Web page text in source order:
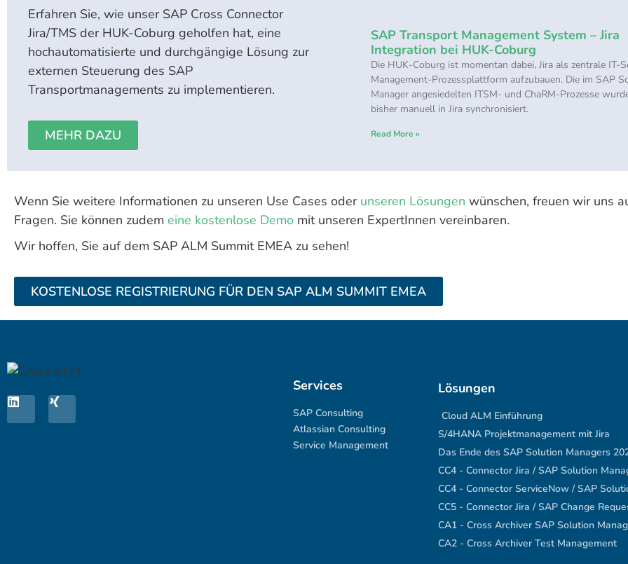
Erfahren Sie, wie unser SAP Cross Connector
Jira/TMS der HUK-Coburg geholfen hat, eine
hochautomatisierte und durchgängige Lösung zur
externen Steuerung des SAP
Transportmanagements zu implementieren.
MEHR DAZU
SAP Transport Management System – Jira
Integration bei HUK-Coburg
Die HUK-Coburg ist momentan dabei, Jira als zentrale IT-
Management-Prozessplattform aufzubauen. Die im SAP
Manager angesiedelten ITSM- und ChaRM-Prozesse
bisher manuell in Jira synchronisiert.
Read More »
Wenn Sie weitere Informationen zu unseren Use Cases oder unseren Lösungen wünschen, freuen wir uns
Fragen. Sie können zudem eine kostenlose Demo mit unseren ExpertInnen vereinbaren.
Wir hoffen, Sie auf dem SAP ALM Summit EMEA zu sehen!
KOSTENLOSE REGISTRIERUNG FÜR DEN SAP ALM SUMMIT EMEA
Services
SAP Consulting
Atlassian Consulting
Service Management
Lösungen
Cloud ALM Einführung
S/4HANA Projektmanagement mit Jira
Das Ende des SAP Solution Managers
CC4 - Connector Jira / SAP Solution
CC4 - Connector ServiceNow / SAP
CC5 - Connector Jira / SAP Change
CA1 - Cross Archiver SAP Solution
CA2 - Cross Archiver Test Management